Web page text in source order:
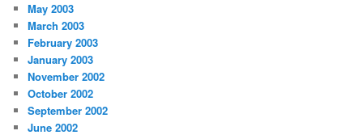
May 2003
March 2003
February 2003
January 2003
November 2002
October 2002
September 2002
June 2002